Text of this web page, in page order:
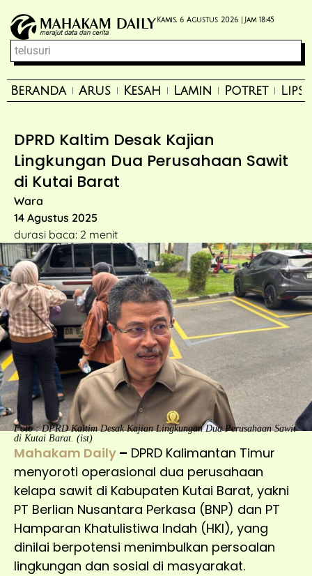
Kamis, 6 Agustus 2026 | Jam 18:45
Beranda Arus Kesah Lamin Potret
DPRD Kaltim Desak Kajian
Lingkungan Dua Perusahaan Sawit
di Kutai Barat
Wara
14 Agustus 2025
durasi baca: 2 menit
Foto : DPRD Kaltim Desak Kajian Lingkungan Dua Perusahaan Sawit
di Kutai Barat. (ist)
Mahakam Daily – DPRD Kalimantan Timur
menyoroti operasional dua perusahaan
kelapa sawit di Kabupaten Kutai Barat, yakni
PT Berlian Nusantara Perkasa (BNP) dan PT
Hamparan Khatulistiwa Indah (HKI), yang
dinilai berpotensi menimbulkan persoalan
lingkungan dan sosial di masyarakat.